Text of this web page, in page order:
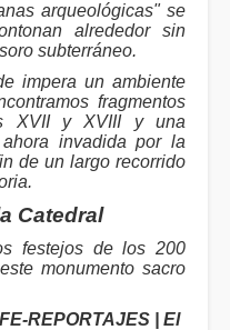
arqueológicas" se
alrededor sin
subterráneo.
impera un ambiente
fragmentos
XVII y XVIII y una
invadida por la
de un largo recorrido
Catedral
festejos de los 200
monumento sacro
REPORTAJES | El